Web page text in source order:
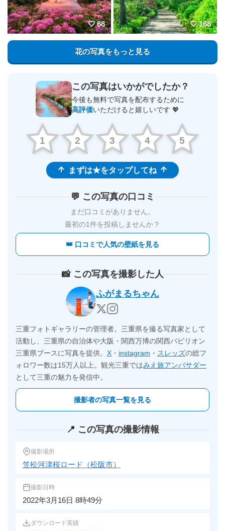
68 168
花の写真をもっと見る
この写真はいかがでしたか？
今後も無料で写真を配布するために
高評価いただけると嬉しいです 💖
1 2 3 4 5
まずは★をタップしてね
💬 この写真の口コミ
まだ口コミがありません。
最初の1件を投稿しませんか？
👑 口コミで人気の壁紙を見る
📸 この写真を撮影した人
ふがまるちゃん
三重フォトギャラリーの管理者。三重県を撮る写真家として
活動し、三重県の自治体や大阪・関西万博の関西パビリオン
三重県ブースに写真を提供。 X ・ instagram ・ スレッズの総フ
ォロワー数は15万人以上。観光三重ではみえ旅アンバサダー
として三重の魅力を発信中。
撮影者の写真一覧を見る
📍 この写真の撮影情報
撮影場所
笠松河津桜ロード（松阪市）
撮影日時
2022年3月16日 8時49分
ダウンロード実績